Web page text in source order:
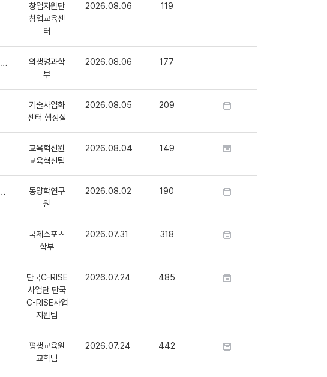
창업지원단
창업교육센
터
2026.08.06 119
의생명과학
부
2026.08.06 177
기술사업화
센터 행정실
2026.08.05 209
교육혁신원
교육혁신팀
2026.08.04 149
동양학연구
원
2026.08.02 190
국제스포츠
학부
2026.07.31 318
단국C-RISE
사업단 단국
C-RISE사업
지원팀
2026.07.24 485
평생교육원
교학팀
2026.07.24 442